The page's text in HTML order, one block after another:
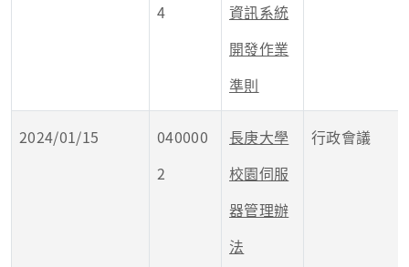
4
資訊系統
開發作業
準則
2024/01/15
040000
2
長庚大學
校園伺服
器管理辦
法
行政會議